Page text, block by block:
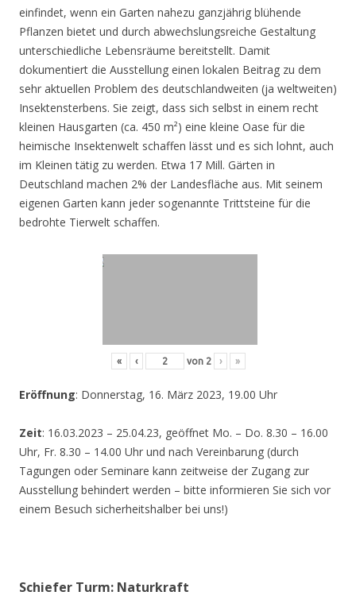
einfindet, wenn ein Garten nahezu ganzjährig blühende
Pflanzen bietet und durch abwechslungsreiche Gestaltung
unterschiedliche Lebensräume bereitstellt. Damit
dokumentiert die Ausstellung einen lokalen Beitrag zu dem
sehr aktuellen Problem des deutschlandweiten (ja weltweiten)
Insektensterbens. Sie zeigt, dass sich selbst in einem recht
kleinen Hausgarten (ca. 450 m²) eine kleine Oase für die
heimische Insektenwelt schaffen lässt und es sich lohnt, auch
im Kleinen tätig zu werden. Etwa 17 Mill. Gärten in
Deutschland machen 2% der Landesfläche aus. Mit seinem
eigenen Garten kann jeder sogenannte Trittsteine für die
bedrohte Tierwelt schaffen.
« ‹ von 2 › »
Eröffnung: Donnerstag, 16. März 2023, 19.00 Uhr
Zeit: 16.03.2023 – 25.04.23, geöffnet Mo. – Do. 8.30 – 16.00
Uhr, Fr. 8.30 – 14.00 Uhr und nach Vereinbarung (durch
Tagungen oder Seminare kann zeitweise der Zugang zur
Ausstellung behindert werden – bitte informieren Sie sich vor
einem Besuch sicherheitshalber bei uns!)
Schiefer Turm: Naturkraft